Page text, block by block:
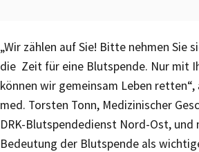
„Wir zählen auf Sie! Bitte nehmen Sie
die Zeit für eine Blutspende. Nur mit
können wir gemeinsam Leben retten“,
med. Torsten Tonn, Medizinischer
DRK-Blutspendedienst Nord-Ost, und
Bedeutung der Blutspende als